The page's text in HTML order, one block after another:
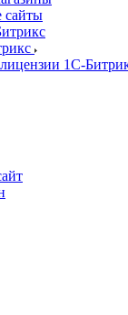
сайты
1С-